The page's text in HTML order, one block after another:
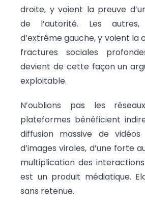
droite, y voient la preuve
de l’autorité. Les
d’extrême gauche, y voient la
fractures sociales
devient de cette façon un
exploitable.
N’oublions pas les
plateformes bénéficient
diffusion massive de vidéos
d’images virales, d’une forte
multiplication des
est un produit médiatique.
sans retenue.